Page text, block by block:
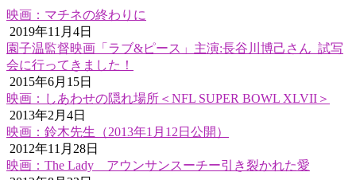
映画：マチネの終わりに
2019年11月4日
園子温監督映画「ラブ&ピース」主演:長谷川博己さん 試写
会に行ってきました！
2015年6月15日
映画：しあわせの隠れ場所＜NFL SUPER BOWL XLVII＞
2013年2月4日
映画：鈴木先生（2013年1月12日公開）
2012年11月28日
映画：The Lady アウンサンスーチー引き裂かれた愛